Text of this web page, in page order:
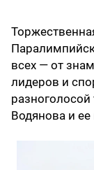
всех — от
лидеров и
Водянова и